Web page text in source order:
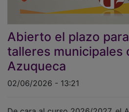
Abierto el plazo
talleres municipales
Azuqueca